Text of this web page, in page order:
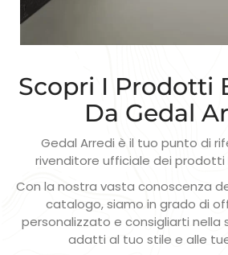
Scopri I Prodotti
Da Gedal
Gedal Arredi è il tuo punto di
rivenditore ufficiale dei prodotti
Con la nostra vasta conoscenza
catalogo, siamo in grado di
personalizzato e consigliarti nella
adatti al tuo stile e alle